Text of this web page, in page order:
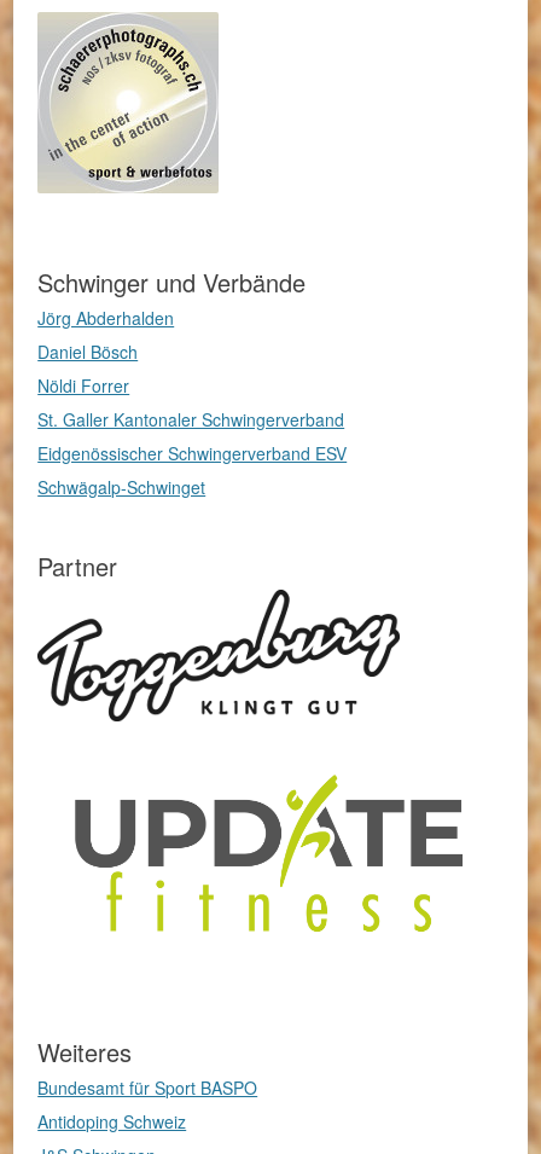
Schwinger und Verbände
Jörg Abderhalden
Daniel Bösch
Nöldi Forrer
St. Galler Kantonaler Schwingerverband
Eidgenössischer Schwingerverband ESV
Schwägalp-Schwinget
Partner
Weiteres
Bundesamt für Sport BASPO
Antidoping Schweiz